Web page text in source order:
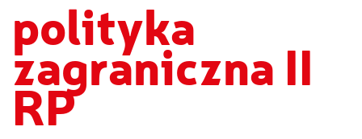
polityka
zagraniczna II
RP